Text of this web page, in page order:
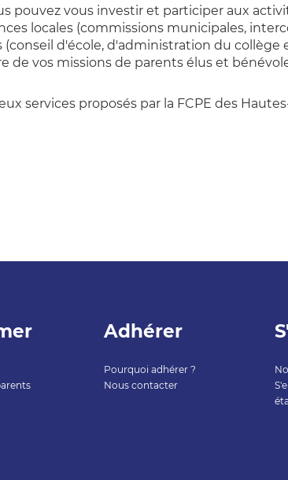
pouvez vous investir et participer aux
locales (commissions municipales,
d'école, d'administration du collège
vos missions de parents élus et
services proposés par la FCPE des
Adhérer
Pourquoi adhérer ?
Nous contacter